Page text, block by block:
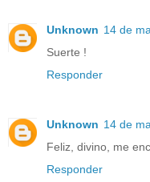
Unknown 14 de
Suerte !
Responder
Unknown 14 de
Feliz, divino, me
Responder